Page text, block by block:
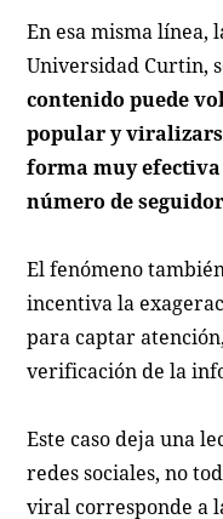
En esa misma línea,
Universidad Curtin,
contenido puede
popular y
forma muy
número de
El fenómeno
incentiva la
para captar
verificación de la
Este caso deja una
redes sociales, no
viral corresponde a